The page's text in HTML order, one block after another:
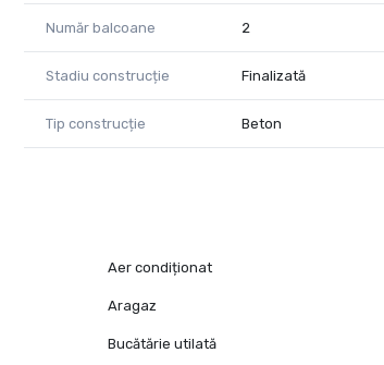
Număr balcoane 2
Stadiu construcție Finalizată
Tip construcție Beton
Aer condiționat
Aragaz
Bucătărie utilată